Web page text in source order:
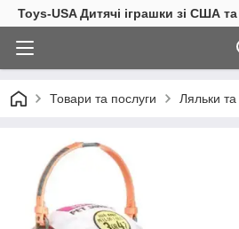
Toys-USA Дитячі іграшки зі США
Товари та послуги Ляльки